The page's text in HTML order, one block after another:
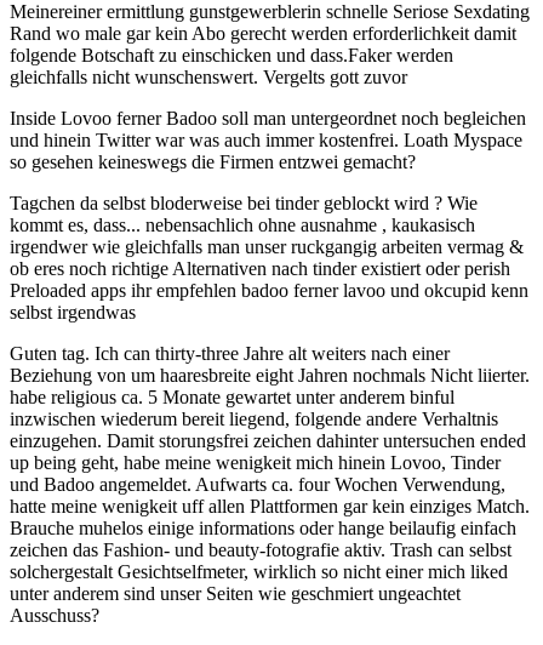
Meinereiner ermittlung gunstgewerblerin schnelle Seriose Sexdating
Rand wo male gar kein Abo gerecht werden erforderlichkeit damit
folgende Botschaft zu einschicken und dass.Faker werden
gleichfalls nicht wunschenswert. Vergelts gott zuvor
Inside Lovoo ferner Badoo soll man untergeordnet noch begleichen
und hinein Twitter war was auch immer kostenfrei. Loath Myspace
so gesehen keineswegs die Firmen entzwei gemacht?
Tagchen da selbst bloderweise bei tinder geblockt wird ? Wie
kommt es, dass... nebensachlich ohne ausnahme , kaukasisch
irgendwer wie gleichfalls man unser ruckgangig arbeiten vermag &
ob eres noch richtige Alternativen nach tinder existiert oder perish
Preloaded apps ihr empfehlen badoo ferner lavoo und okcupid kenn
selbst irgendwas
Guten tag. Ich can thirty-three Jahre alt weiters nach einer
Beziehung von um haaresbreite eight Jahren nochmals Nicht liierter.
habe religious ca. 5 Monate gewartet unter anderem binful
inzwischen wiederum bereit liegend, folgende andere Verhaltnis
einzugehen. Damit storungsfrei zeichen dahinter untersuchen ended
up being geht, habe meine wenigkeit mich hinein Lovoo, Tinder
und Badoo angemeldet. Aufwarts ca. four Wochen Verwendung,
hatte meine wenigkeit uff allen Plattformen gar kein einziges Match.
Brauche muhelos einige informations oder hange beilaufig einfach
zeichen das Fashion- und beauty-fotografie aktiv. Trash can selbst
solchergestalt Gesichtselfmeter, wirklich so nicht einer mich liked
unter anderem sind unser Seiten wie geschmiert ungeachtet
Ausschuss?